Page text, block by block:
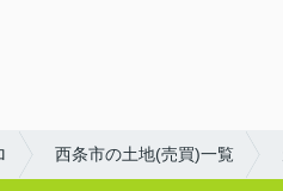
西条市の土地(売買)一覧